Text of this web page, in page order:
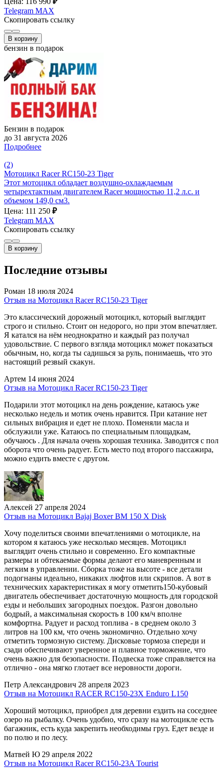
Telegram MAX
Скопировать ссылку
В корзину
бензин в подарок
Бензин в подарок
до 31 августа 2026
Подробнее
(2)
Мотоцикл Racer RC150-23 Tiger
Этот мотоцикл обладает воздушно-охлаждаемым
четырехтактным двигателем Racer мощностью 11,2 л.с. и
объемом 149,0 см3.
Цена: 111 250 ₽
Telegram MAX
Скопировать ссылку
В корзину
Последние отзывы
Роман 18 июля 2024
Отзыв на Мотоцикл Racer RC150-23 Tiger
Это классический дорожный мотоцикл, который выглядит
строго и стильно. Стоит он недорого, но при этом впечатляет.
Я катался на нём неоднократно и каждый раз получал
удовольствие. С первого взгляда мотоцикл может показаться
обычным, но, когда ты садишься за руль, понимаешь, что это
настоящий резвый скакун.
Артем 14 июня 2024
Отзыв на Мотоцикл Racer RC150-23 Tiger
Подарили этот мотоцикл на день рождение, катаюсь уже
несколько недель и мотик очень нравится. При катание нет
сильных вибрация и едет не плохо. Поменяли масла и
обслужили уже. Катаюсь по специальным площадкам,
обучаюсь . Для начала очень хорошая техника. Заводится с пол
оборота что очень радует. Есть место под второго пассажира,
можно ездить вместе с другом.
Алексей 27 апреля 2024
Отзыв на Мотоцикл Bajaj Boxer BM 150 X Disk
Хочу поделиться своими впечатлениями о мотоцикле, на
котором я катаюсь уже несколько месяцев. Мотоцикл
выглядит очень стильно и современно. Его компактные
размеры и обтекаемые формы делают его маневренным и
легким в управлении. Сборка тоже на высоте - все детали
подогнаны идеально, никаких люфтов или скрипов. А вот в
технических характеристиках я могу отметить150-кубовый
двигатель обеспечивает достаточную мощность для городской
езды и небольших загородных поездок. Разгон довольно
бодрый, а максимальная скорость в 100 км/ч вполне
комфортна. Радует и расход топлива - в среднем около 3
литров на 100 км, что очень экономично. Отдельно хочу
отметить тормозную систему. Дисковые тормоза спереди и
сзади обеспечивают уверенное и плавное торможение, что
очень важно для безопасности. Подвеска тоже справляется на
отлично - она мягко глотает все неровности дороги.
Петр Александрович 28 апреля 2023
Отзыв на Мотоцикл RACER RC150-23X Enduro L150
Хороший мотоцикл, приобрел для деревни ездить на соседнее
озеро на рыбалку. Очень удобно, что сразу на мотоцикле есть
багажник, есть куда закрепить необходимы груз. Едет везде и
по полю и по лесу.
Матвей Ю 29 апреля 2022
Отзыв на Мотоцикл Racer RC150-23A Tourist